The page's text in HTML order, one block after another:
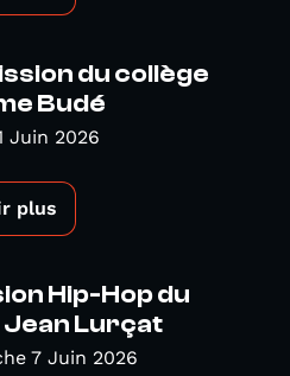
du collège
Budé
Juin 2026
plus
Hip-Hop du
Jean Lurçat
7 Juin 2026